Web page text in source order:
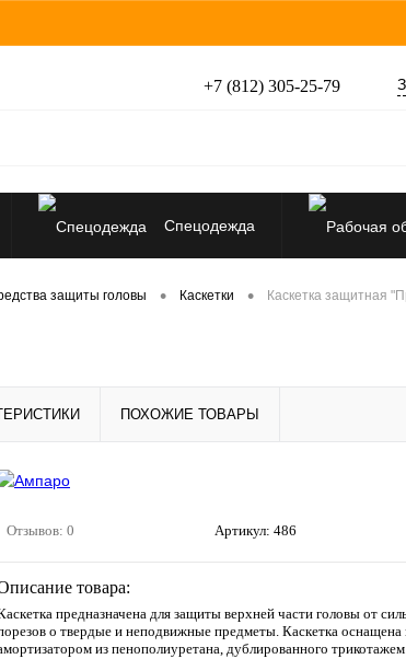
+7 (812) 305-25-79
Спецодежда
рукавицы
защиты головы • Каскетки • Каскетка защитная
ПОХОЖИЕ ТОВАРЫ
Отзывов: 0 Артикул: 486
товара:
предназначена для защиты верхней части головы от
о твердые и неподвижные предметы. Каскетка оснащена
из пенополиуретана, дублированного